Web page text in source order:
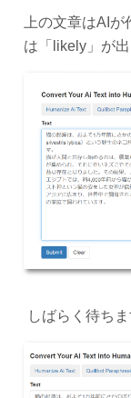
上の文章はAI
は「likely」が
しばらく待ちま